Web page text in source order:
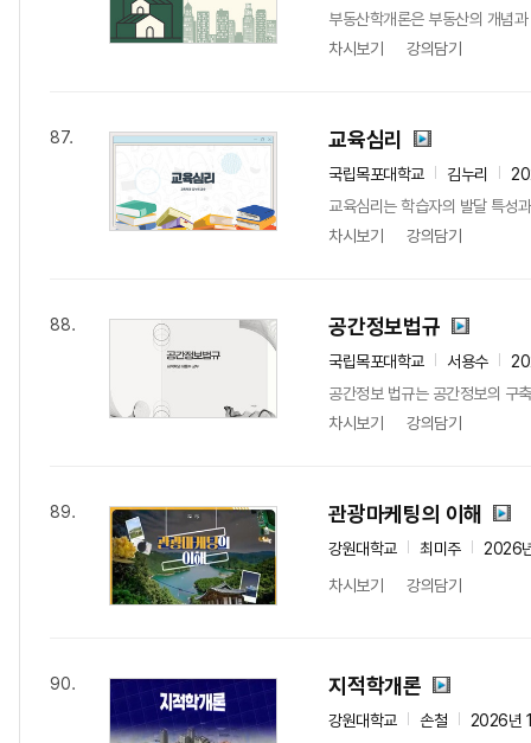
부동산학개론은 부동산의 개념
차시보기
강의담기
87. 교육심리
국립목포대학교 김누리
교육심리는 학습자의 발달 특성
차시보기
강의담기
88. 공간정보법규
국립목포대학교 서용수
공간정보 법규는 공간정보의 구
차시보기
강의담기
89. 관광마케팅의 이해
강원대학교 최미주
2026
차시보기
강의담기
90. 지적학개론
강원대학교 손철
2026년